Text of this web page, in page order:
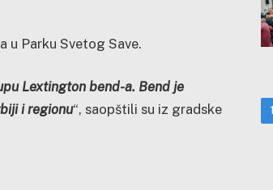
u Parku Svetog Save.
Lextington bend-a. Bend je
i regionu“, saopštili su iz gradske
1